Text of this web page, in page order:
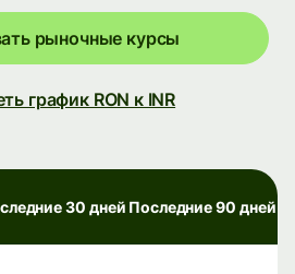
рыночные курсы
график RON к INR
30 дней Последние 90 дней